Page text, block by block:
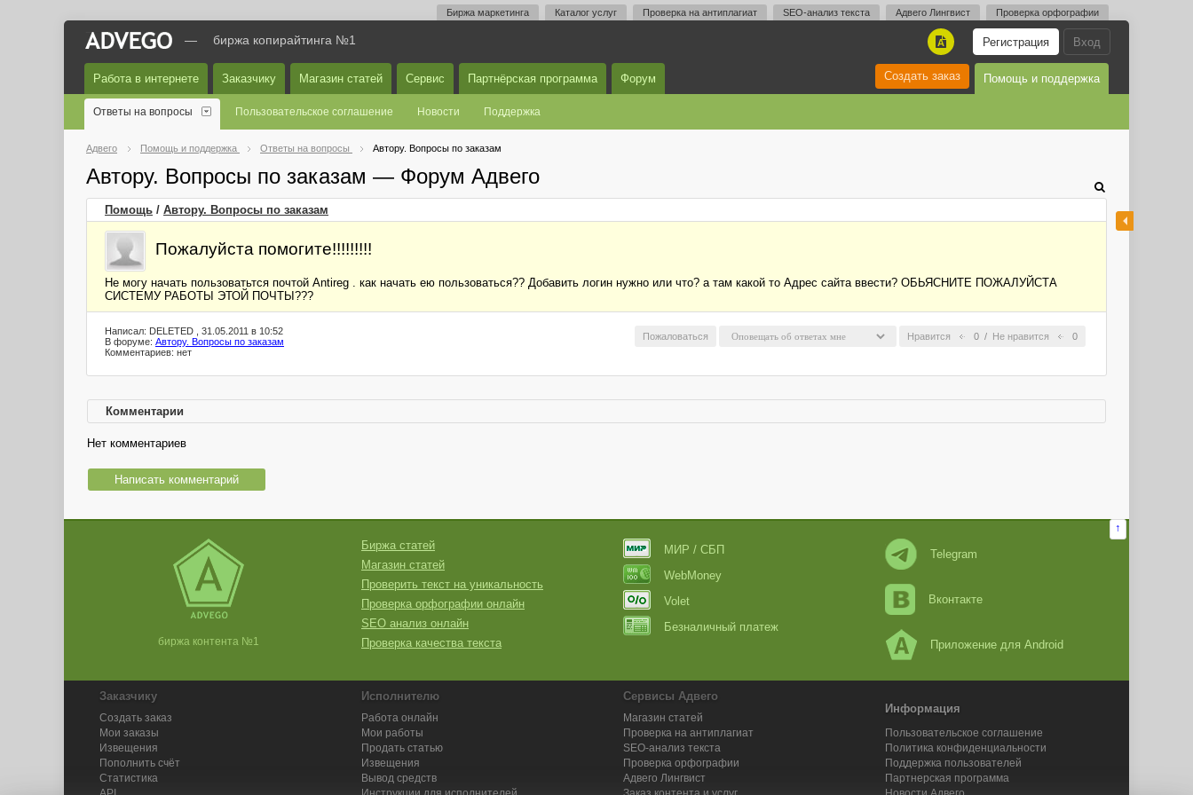
Биржа маркетинга Каталог услуг Проверка на антиплагиат SEO-анализ текста Адвего Лингвист Проверка орфографии
Вход
Регистрация
A
— биржа копирайтинга №1
Работа в интернете Заказчику Магазин статей Сервис Партнёрская программа Форум Помощь и поддержка
Создать заказ
Ответы на вопросы Пользовательское соглашение Новости Поддержка
Адвего Помощь и поддержка Ответы на вопросы Автору. Вопросы по заказам
Автору. Вопросы по заказам — Форум Адвего
Помощь / Автору. Вопросы по заказам
Пожалуйста помогите!!!!!!!!!
Не могу начать пользоватьтся почтой Antireg . как начать ею пользоваться?? Добавить логин нужно или что? а там какой то Адрес сайта ввести? ОБЬЯСНИТЕ ПОЖАЛУЙСТА
СИСТЕМУ РАБОТЫ ЭТОЙ ПОЧТЫ???
Нравится 0 / Не нравится 0
Пожаловаться
Написал: DELETED , 31.05.2011 в 10:52
В форуме: Автору. Вопросы по заказам
Комментариев: нет
Комментарии
Нет комментариев
Написать комментарий
↑
биржа контента №1
Биржа статей
Магазин статей
Проверить текст на уникальность
Проверка орфографии онлайн
SEO анализ онлайн
Проверка качества текста
МИР / СБП
WebMoney
Volet
Безналичный платеж
Telegram
Вконтакте
Приложение для Android
Заказчику
Создать заказ
Мои заказы
Извещения
Пополнить счёт
Статистика
Исполнителю
Работа онлайн
Мои работы
Продать статью
Извещения
Вывод средств
Сервисы Адвего
Магазин статей
Проверка на антиплагиат
SEO-анализ текста
Проверка орфографии
Адвего Лингвист
Информация
Пользовательское соглашение
Политика конфиденциальности
Поддержка пользователей
Партнерская программа